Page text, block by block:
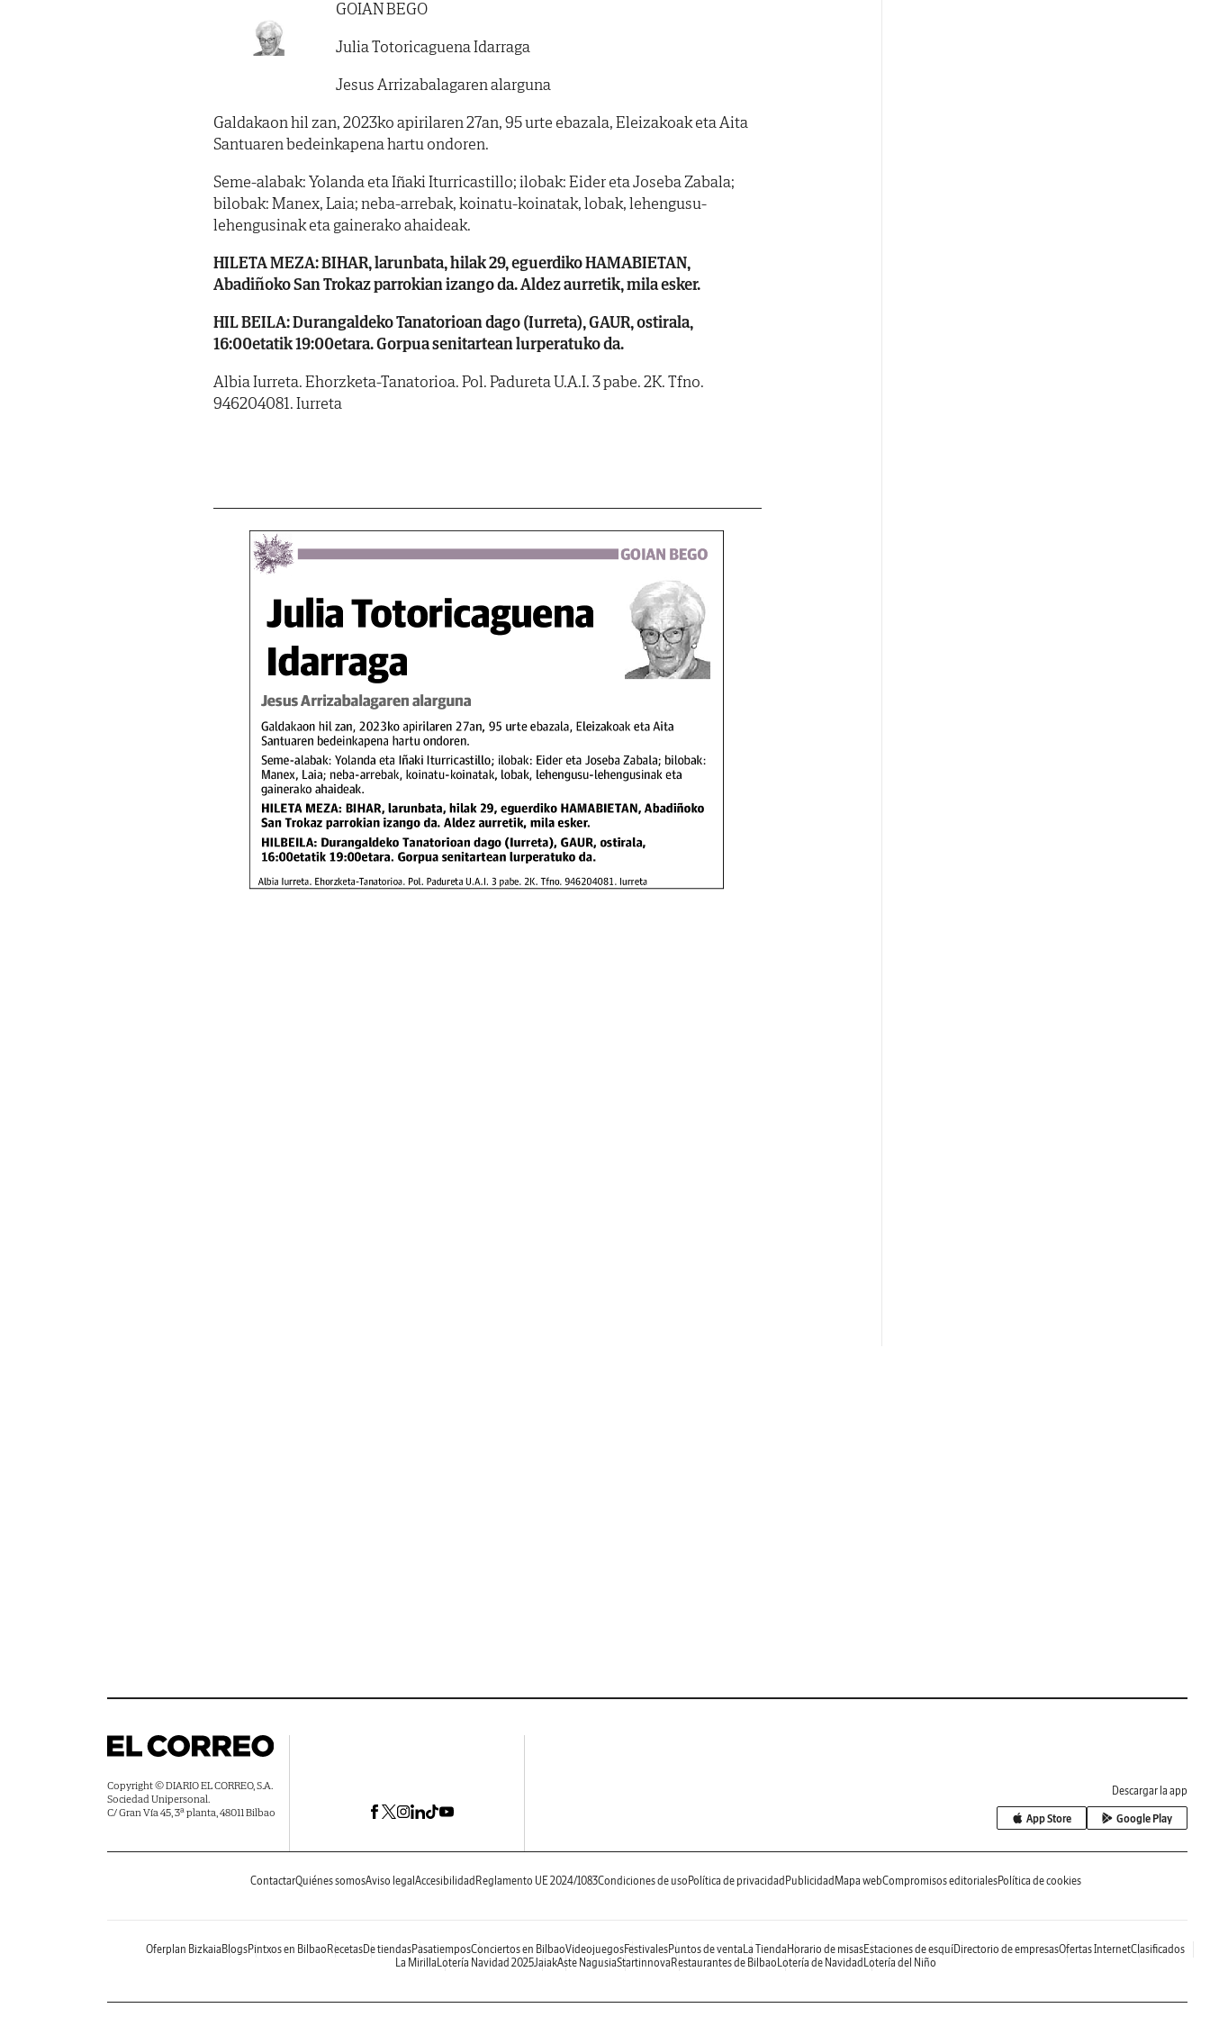
GOIAN BEGO
Julia Totoricaguena Idarraga
Jesus Arrizabalagaren alarguna
Galdakaon hil zan, 2023ko apirilaren 27an, 95 urte ebazala, Eleizakoak eta Aita
Santuaren bedeinkapena hartu ondoren.
Seme-alabak: Yolanda eta Iñaki Iturricastillo; ilobak: Eider eta Joseba Zabala;
bilobak: Manex, Laia; neba-arrebak, koinatu-koinatak, lobak, lehengusu-
lehengusinak eta gainerako ahaideak.
HILETA MEZA: BIHAR, larunbata, hilak 29, eguerdiko HAMABIETAN,
Abadiñoko San Trokaz parrokian izango da. Aldez aurretik, mila esker.
HIL BEILA: Durangaldeko Tanatorioan dago (Iurreta), GAUR, ostirala,
16:00etatik 19:00etara. Gorpua senitartean lurperatuko da.
Albia Iurreta. Ehorzketa-Tanatorioa. Pol. Padureta U.A.I. 3 pabe. 2K. Tfno.
946204081. Iurreta
Copyright © DIARIO EL CORREO, S.A.
Sociedad Unipersonal.
C/ Gran Vía 45, 3ª planta, 48011 Bilbao
Descargar la app
App Store Google Play
ContactarQuiénes somosAviso legal Accesibilidad Reglamento UE 2024/1083Condiciones de uso Política de privacidad Publicidad Mapa webCompromisos editorialesPolítica de cookies
Oferplan Bizkaia BlogsPintxos en Bilbao RecetasDe tiendasPasatiemposConciertos en BilbaoVideojuegosFestivalesPuntos de venta La Tienda Horario de misasEstaciones de esquíDirectorio de empresasOfertas InternetClasificados
La Mirilla Lotería Navidad 2025JaiakAste NagusiaStartinnova Restaurantes de Bilbao Lotería de Navidad Lotería del Niño